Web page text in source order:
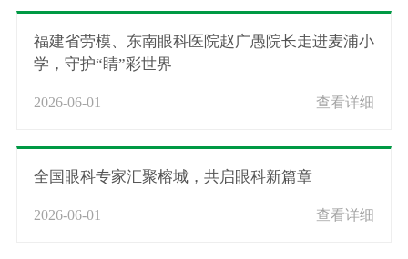
福建省劳模、东南眼科医院赵广愚院长走进麦浦小
学，守护“睛”彩世界
2026-06-01 查看详细
全国眼科专家汇聚榕城，共启眼科新篇章
2026-06-01 查看详细